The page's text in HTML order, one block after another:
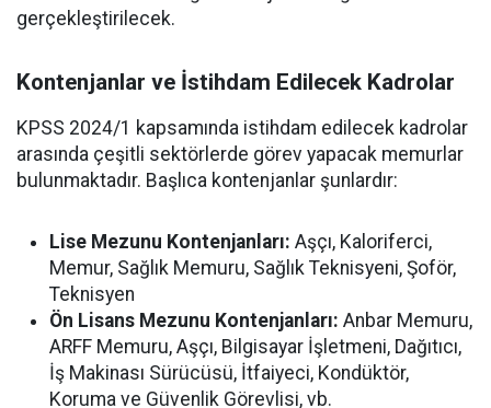
gerçekleştirilecek.
Kontenjanlar ve İstihdam Edilecek Kadrolar
KPSS 2024/1 kapsamında istihdam edilecek kadrolar
arasında çeşitli sektörlerde görev yapacak memurlar
bulunmaktadır. Başlıca kontenjanlar şunlardır:
Lise Mezunu Kontenjanları: Aşçı, Kaloriferci,
Memur, Sağlık Memuru, Sağlık Teknisyeni, Şoför,
Teknisyen
Ön Lisans Mezunu Kontenjanları: Anbar Memuru,
ARFF Memuru, Aşçı, Bilgisayar İşletmeni, Dağıtıcı,
İş Makinası Sürücüsü, İtfaiyeci, Kondüktör,
Koruma ve Güvenlik Görevlisi, vb.